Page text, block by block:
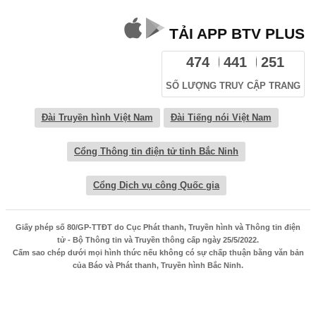
TẢI APP BTV PLUS
474 441 251
SỐ LƯỢNG TRUY CẬP TRANG
Đài Truyền hình Việt Nam Đài Tiếng nói Việt Nam
Cổng Thông tin điện tử tỉnh Bắc Ninh
Cổng Dịch vụ công Quốc gia
Giấy phép số 80/GP-TTĐT do Cục Phát thanh, Truyền hình và Thông tin điện
tử - Bộ Thông tin và Truyền thông cấp ngày 25/5/2022.
Cấm sao chép dưới mọi hình thức nếu không có sự chấp thuận bằng văn bản
của Báo và Phát thanh, Truyền hình Bắc Ninh.